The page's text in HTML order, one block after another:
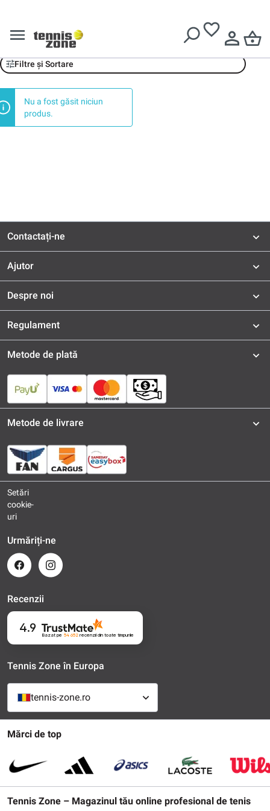
Waterdrop
Filtre și Sortare
Nu a fost găsit niciun
produs.
Contactați-ne
Ajutor
Despre noi
Regulament
Mărci de top
Tennis Zone – Magazinul tău online profesional de tenis
Metode de plată
Metode de livrare
Setări
cookie-
uri
Urmăriți-ne
Recenzii
4.9
Bazat pe 54 652recenziidin toate timpurile
Tennis Zone în Europa
tennis-zone.ro